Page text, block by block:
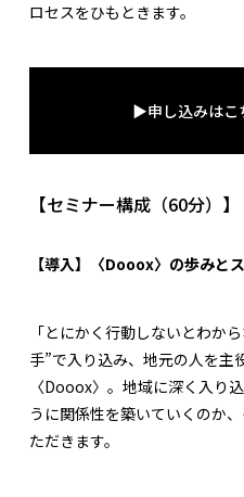
ロセスをひもときます。
▶申し込みはこ
【セミナー構成（60分）】
【導入】〈Dooox〉の歩みと
「とにかく行動しないとわか
手”で入り込み、地元の人を主
〈Dooox〉。地域に深く入り
うに関係性を築いていくのか
ただきます。